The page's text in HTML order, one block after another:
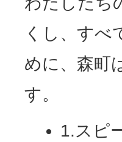
くし、すべ
めに、森町
す。
1.スピ